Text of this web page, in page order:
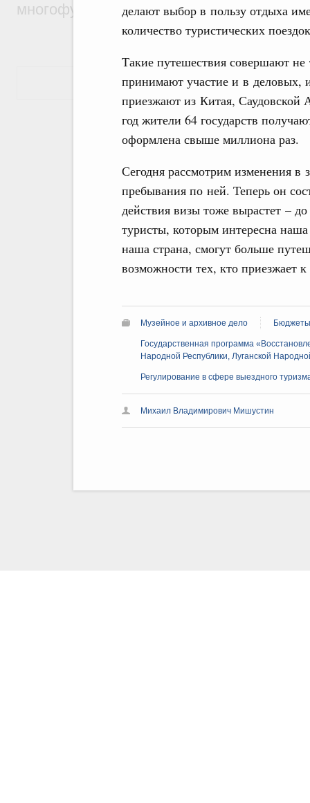
делают выбор в пользу отдыха
количество туристических
Такие путешествия совершают
принимают участие и в деловых,
приезжают из Китая,
год жители 64 государств
оформлена свыше миллиона раз.
Сегодня рассмотрим изменения в
пребывания по ней. Теперь он
действия визы тоже вырастет –
туристы, которым интересна
наша страна, смогут больше
возможности тех, кто приезжает
Музейное и архивное дело
Государственная программа
Народной Республики, Луганской
Регулирование в сфере выездного
Михаил Владимирович Мишустин
многофункциональные зоны дорожного
Показать еще